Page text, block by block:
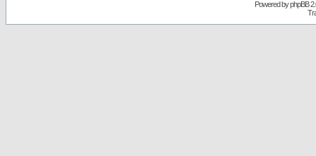
Powered byphpBB